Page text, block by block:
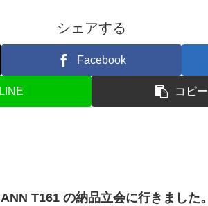
シェアする
Facebook
LINE コピー
T161 の納品立会に行きました。